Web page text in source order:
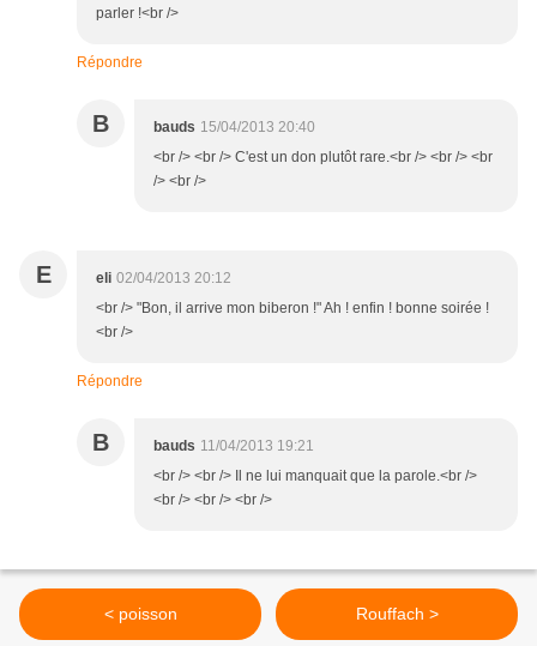
parler !<br />
Répondre
B bauds 15/04/2013 20:40
<br /> <br /> C'est un don plutôt rare.<br /> <br /> <br
/> <br />
E eli 02/04/2013 20:12
<br /> "Bon, il arrive mon biberon !" Ah ! enfin ! bonne soirée !
<br />
Répondre
B bauds 11/04/2013 19:21
<br /> <br /> Il ne lui manquait que la parole.<br />
<br /> <br /> <br />
< poisson Rouffach >